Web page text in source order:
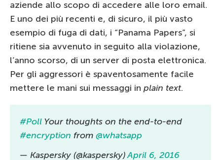
aziende allo scopo di accedere alle loro email.
E uno dei più recenti e, di sicuro, il più vasto
esempio di fuga di dati, i “Panama Papers”, si
ritiene sia avvenuto in seguito alla violazione,
l’anno scorso, di un server di posta elettronica.
Per gli aggressori è spaventosamente facile
mettere le mani sui messaggi in plain text.
#Poll Your thoughts on the end-to-end
#encryption from @whatsapp
— Kaspersky (@kaspersky)April 6, 2016